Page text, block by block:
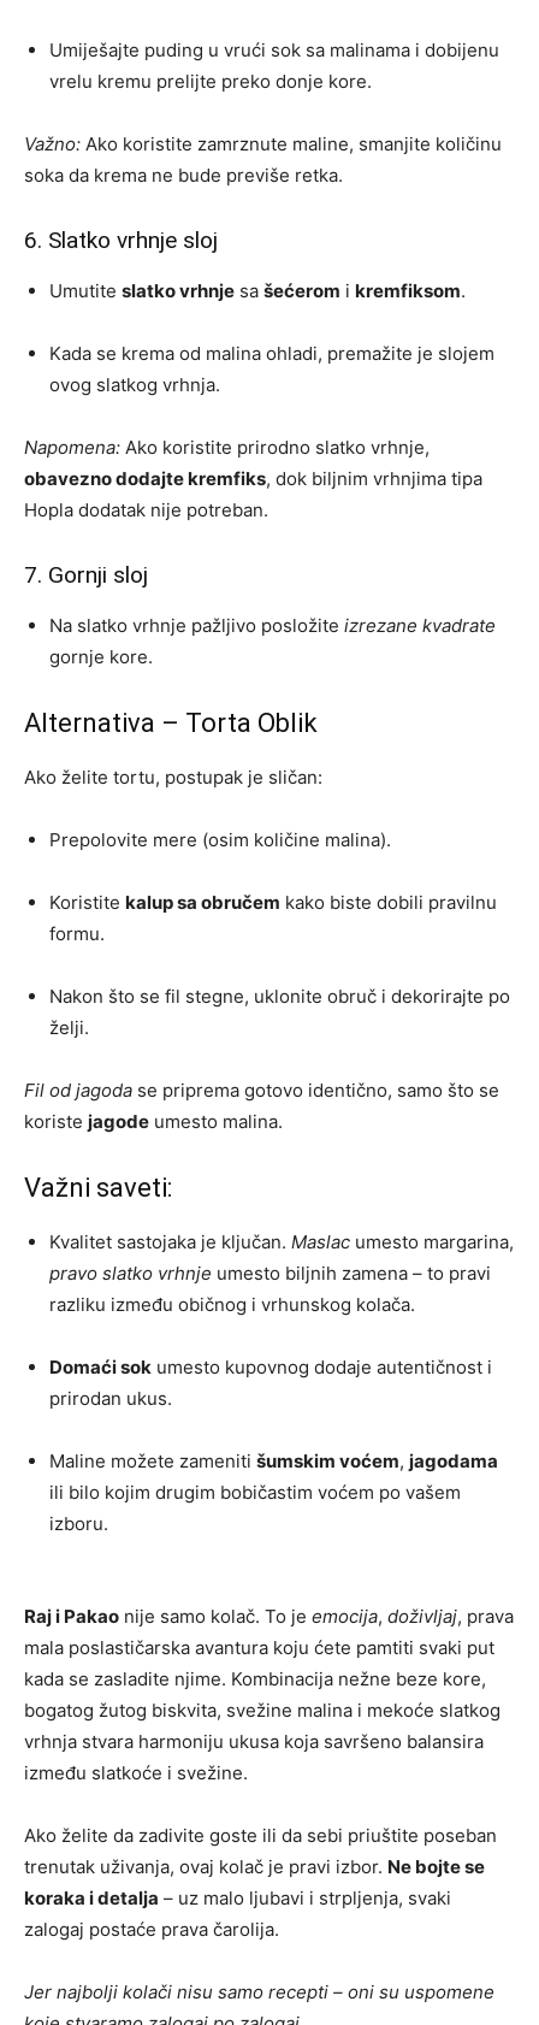
Umiješajte puding u vrući sok sa malinama i dobijenu
vrelu kremu prelijte preko donje kore.
Važno: Ako koristite zamrznute maline, smanjite količinu
soka da krema ne bude previše retka.
6. Slatko vrhnje sloj
Umutite slatko vrhnje sa šećerom i kremfiksom.
Kada se krema od malina ohladi, premažite je slojem
ovog slatkog vrhnja.
Napomena: Ako koristite prirodno slatko vrhnje,
obavezno dodajte kremfiks, dok biljnim vrhnjima tipa
Hopla dodatak nije potreban.
7. Gornji sloj
Na slatko vrhnje pažljivo posložite izrezane kvadrate
gornje kore.
Alternativa – Torta Oblik
Ako želite tortu, postupak je sličan:
Prepolovite mere (osim količine malina).
Koristite kalup sa obručem kako biste dobili pravilnu
formu.
Nakon što se fil stegne, uklonite obruč i dekorirajte po
želji.
Fil od jagoda se priprema gotovo identično, samo što se
koriste jagode umesto malina.
Važni saveti:
Kvalitet sastojaka je ključan. Maslac umesto margarina,
pravo slatko vrhnje umesto biljnih zamena – to pravi
razliku između običnog i vrhunskog kolača.
Domaći sok umesto kupovnog dodaje autentičnost i
prirodan ukus.
Maline možete zameniti šumskim voćem, jagodama
ili bilo kojim drugim bobičastim voćem po vašem
izboru.
Raj i Pakao nije samo kolač. To je emocija, doživljaj, prava
mala poslastičarska avantura koju ćete pamtiti svaki put
kada se zasladite njime. Kombinacija nežne beze kore,
bogatog žutog biskvita, svežine malina i mekoće slatkog
vrhnja stvara harmoniju ukusa koja savršeno balansira
između slatkoće i svežine.
Ako želite da zadivite goste ili da sebi priuštite poseban
trenutak uživanja, ovaj kolač je pravi izbor. Ne bojte se
koraka i detalja – uz malo ljubavi i strpljenja, svaki
zalogaj postaće prava čarolija.
Jer najbolji kolači nisu samo recepti – oni su uspomene